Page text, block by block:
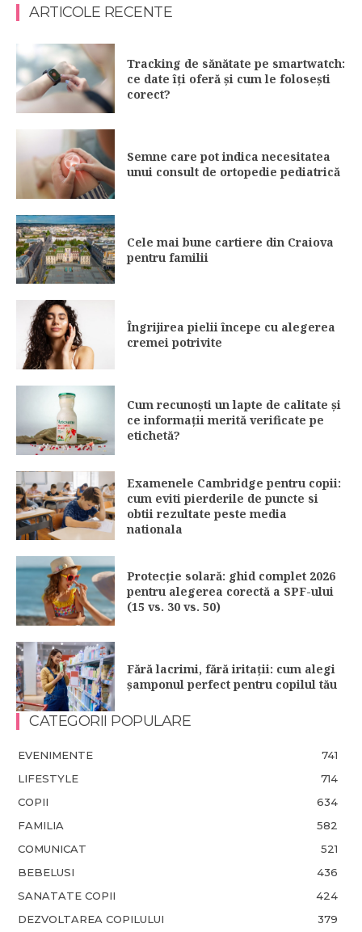
ARTICOLE RECENTE
Tracking de sănătate pe smartwatch:
ce date îți oferă și cum le folosești
corect?
Semne care pot indica necesitatea
unui consult de ortopedie pediatrică
Cele mai bune cartiere din Craiova
pentru familii
Îngrijirea pielii începe cu alegerea
cremei potrivite
Cum recunoști un lapte de calitate și
ce informații merită verificate pe
etichetă?
Examenele Cambridge pentru copii:
cum eviti pierderile de puncte si
obtii rezultate peste media
nationala
Protecție solară: ghid complet 2026
pentru alegerea corectă a SPF-ului
(15 vs. 30 vs. 50)
Fără lacrimi, fără iritații: cum alegi
șamponul perfect pentru copilul tău
CATEGORII POPULARE
EVENIMENTE
741
LIFESTYLE
714
COPII
634
FAMILIA
582
COMUNICAT
521
BEBELUSI
436
SANATATE COPII
424
DEZVOLTAREA COPILULUI
379